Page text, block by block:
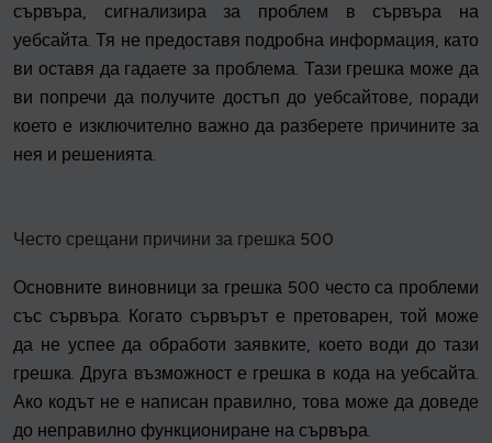
сървъра, сигнализира за проблем в сървъра на
уебсайта. Тя не предоставя подробна информация, като
ви оставя да гадаете за проблема. Тази грешка може да
ви попречи да получите достъп до уебсайтове, поради
което е изключително важно да разберете причините за
нея и решенията.
Често срещани причини за грешка 500
Основните виновници за грешка 500 често са проблеми
със сървъра. Когато сървърът е претоварен, той може
да не успее да обработи заявките, което води до тази
грешка. Друга възможност е грешка в кода на уебсайта.
Ако кодът не е написан правилно, това може да доведе
до неправилно функциониране на сървъра.